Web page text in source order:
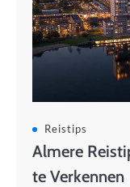
Reistips
Almere
te Verkennen